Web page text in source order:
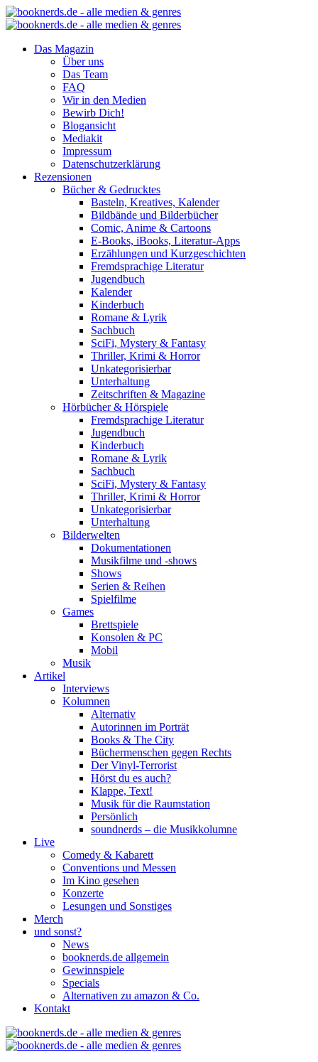
Das Magazin
Über uns
Das Team
FAQ
Wir in den Medien
Bewirb Dich!
Blogansicht
Mediakit
Impressum
Datenschutzerklärung
Rezensionen
Bücher & Gedrucktes
Basteln, Kreatives, Kalender
Bildbände und Bilderbücher
Comic, Anime & Cartoons
E-Books, iBooks, Literatur-Apps
Erzählungen und Kurzgeschichten
Fremdsprachige Literatur
Jugendbuch
Kalender
Kinderbuch
Romane & Lyrik
Sachbuch
SciFi, Mystery & Fantasy
Thriller, Krimi & Horror
Unkategorisierbar
Unterhaltung
Zeitschriften & Magazine
Hörbücher & Hörspiele
Fremdsprachige Literatur
Jugendbuch
Kinderbuch
Romane & Lyrik
Sachbuch
SciFi, Mystery & Fantasy
Thriller, Krimi & Horror
Unkategorisierbar
Unterhaltung
Bilderwelten
Dokumentationen
Musikfilme und -shows
Shows
Serien & Reihen
Spielfilme
Games
Brettspiele
Konsolen & PC
Mobil
Musik
Artikel
Interviews
Kolumnen
Alternativ
Autorinnen im Porträt
Books & The City
Büchermenschen gegen Rechts
Der Vinyl-Terrorist
Hörst du es auch?
Klappe, Text!
Musik für die Raumstation
Persönlich
soundnerds – die Musikkolumne
Live
Comedy & Kabarett
Conventions und Messen
Im Kino gesehen
Konzerte
Lesungen und Sonstiges
Merch
und sonst?
News
booknerds.de allgemein
Gewinnspiele
Specials
Alternativen zu amazon & Co.
Kontakt